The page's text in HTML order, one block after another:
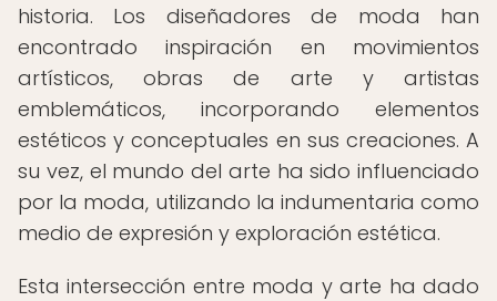
historia. Los diseñadores de moda han
encontrado inspiración en movimientos
artísticos, obras de arte y artistas
emblemáticos, incorporando elementos
estéticos y conceptuales en sus creaciones. A
su vez, el mundo del arte ha sido influenciado
por la moda, utilizando la indumentaria como
medio de expresión y exploración estética.
Esta intersección entre moda y arte ha dado